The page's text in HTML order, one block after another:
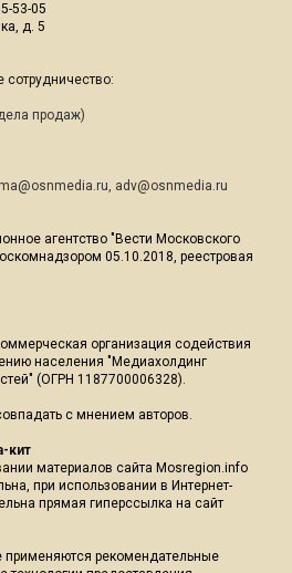
53-05
д. 5
сотрудничество:
продаж)
, adv@osnmedia.ru
агентство "Вести Московского
05.10.2018, реестровая
организация содействия
населения "Медиахолдинг
(ОГРН 1187700006328).
с мнением авторов.
кит
материалов сайта Mosregion.info
при использовании в Интернет-
прямая гиперссылка на сайт
рекомендательные